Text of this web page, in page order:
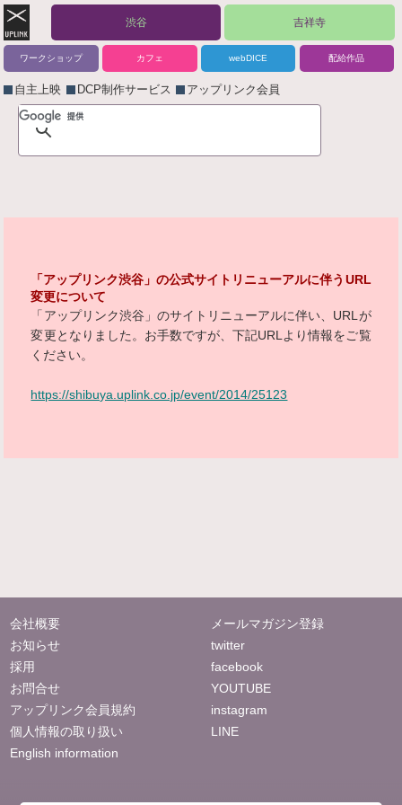
渋谷 吉祥寺
ワークショップ カフェ webDICE 配給作品
自主上映 DCP制作サービス アップリンク会員
「アップリンク渋谷」の公式サイトリニューアルに伴うURL
変更について
「アップリンク渋谷」のサイトリニューアルに伴い、URLが
変更となりました。お手数ですが、下記URLより情報をご覧
ください。
https://shibuya.uplink.co.jp/event/2014/25123
会社概要
お知らせ
採用
お問合せ
アップリンク会員規約
個人情報の取り扱い
English information
メールマガジン登録
twitter
facebook
YOUTUBE
instagram
LINE